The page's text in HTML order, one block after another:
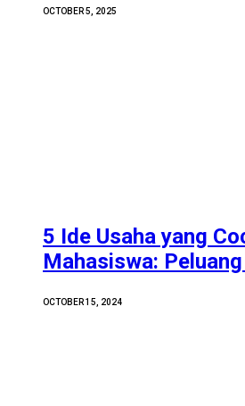
OCTOBER 5, 2025
5 Ide Usaha yang
Mahasiswa:
OCTOBER 15, 2024